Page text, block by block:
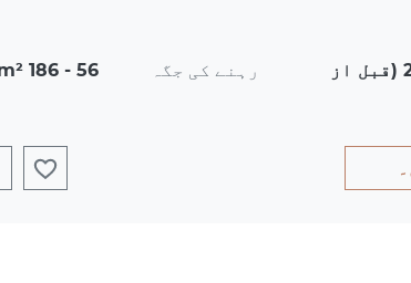
II سہ ماہی, 2027 (قبل از
رہنے کی جگہ 56 - 186 m²